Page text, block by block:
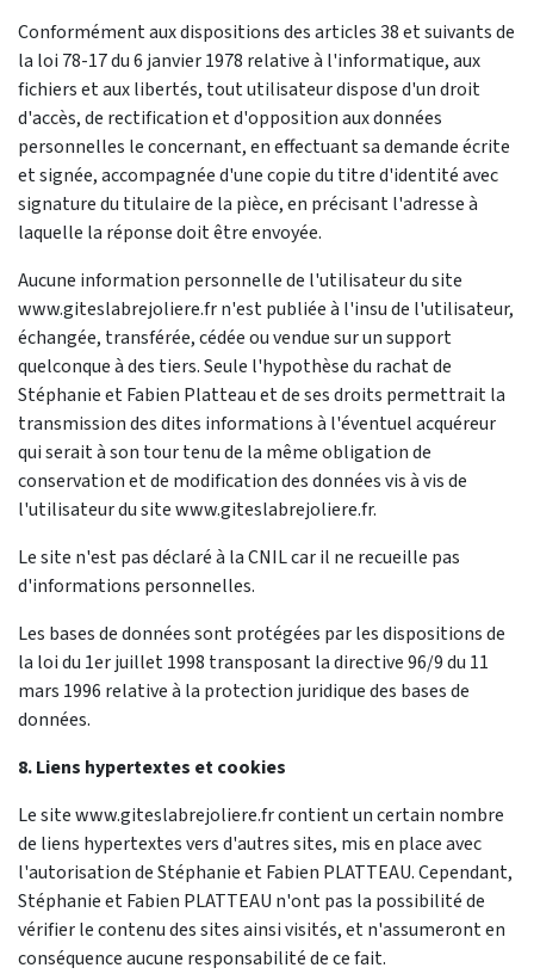
Conformément aux dispositions des articles 38 et suivants de
la loi 78-17 du 6 janvier 1978 relative à l'informatique, aux
fichiers et aux libertés, tout utilisateur dispose d'un droit
d'accès, de rectification et d'opposition aux données
personnelles le concernant, en effectuant sa demande écrite
et signée, accompagnée d'une copie du titre d'identité avec
signature du titulaire de la pièce, en précisant l'adresse à
laquelle la réponse doit être envoyée.
Aucune information personnelle de l'utilisateur du site
www.giteslabrejoliere.fr n'est publiée à l'insu de l'utilisateur,
échangée, transférée, cédée ou vendue sur un support
quelconque à des tiers. Seule l'hypothèse du rachat de
Stéphanie et Fabien Platteau et de ses droits permettrait la
transmission des dites informations à l'éventuel acquéreur
qui serait à son tour tenu de la même obligation de
conservation et de modification des données vis à vis de
l'utilisateur du site www.giteslabrejoliere.fr.
Le site n'est pas déclaré à la CNIL car il ne recueille pas
d'informations personnelles.
Les bases de données sont protégées par les dispositions de
la loi du 1er juillet 1998 transposant la directive 96/9 du 11
mars 1996 relative à la protection juridique des bases de
données.
8. Liens hypertextes et cookies
Le site www.giteslabrejoliere.fr contient un certain nombre
de liens hypertextes vers d'autres sites, mis en place avec
l'autorisation de Stéphanie et Fabien PLATTEAU. Cependant,
Stéphanie et Fabien PLATTEAU n'ont pas la possibilité de
vérifier le contenu des sites ainsi visités, et n'assumeront en
conséquence aucune responsabilité de ce fait.